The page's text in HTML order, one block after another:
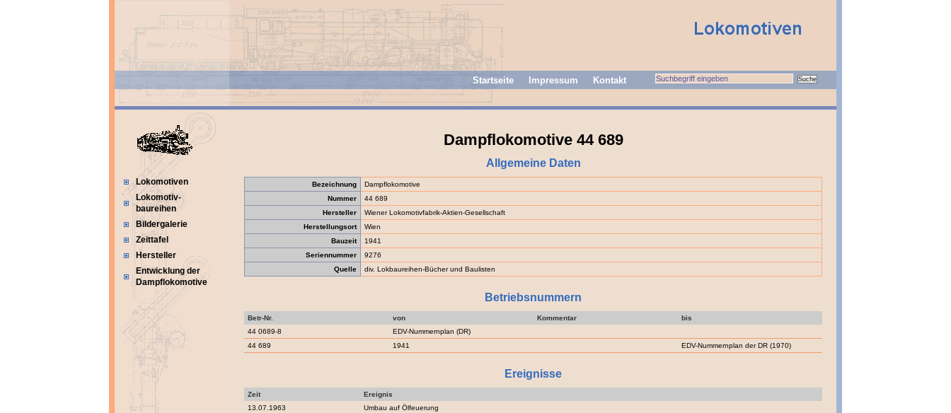
Startseite Impressum Kontakt
Lokomotiven
Lokomotiv-
baureihen
Bildergalerie
Zeittafel
Hersteller
Entwicklung der
Dampflokomotive
Dampflokomotive 44 689
Allgemeine Daten
Bezeichnung
Dampflokomotive
Nummer
44 689
Hersteller
Wiener Lokomotivfabrik-Aktien-Gesellschaft
Herstellungsort
Wien
Bauzeit
1941
Seriennummer
9276
Quelle
div. Lokbaureihen-Bücher und Baulisten
Betriebsnummern
Betr-Nr. von Kommentar
bis
44 0689-8
EDV-Nummernplan (DR)
44 689
1941 EDV-Nummernplan der DR (1970)
Ereignisse
Zeit
Ereignis
13.07.1963
Umbau auf Ölfeuerung